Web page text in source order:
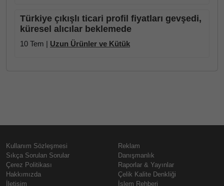
Türkiye çıkışlı ticari profil fiyatları gevşedi,
küresel alıcılar beklemede
10 Tem | Uzun Ürünler ve Kütük
Kullanım Sözleşmesi
Sıkça Sorulan Sorular
Çerez Politikası
Hakkımızda
İletişim
Reklam
Danışmanlık
Raporlar & Yayınlar
Çelik Kalite Denkliği
İşlem Rehberi